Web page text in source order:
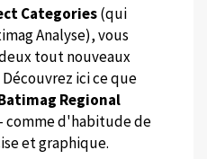
Categories(qui
Analyse), vous
tout nouveaux
ici ce que
Regional
comme d'habitude de
et graphique.